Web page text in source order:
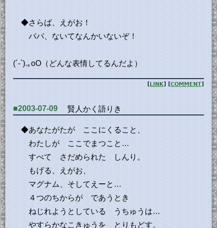
◆さらば、えがお！
パパ、ないてなんかいないぞ！
(´-`).｡oO（どんな表情してるんだよ）
[LINK] [COMMENT]
■2003-07-09 賢人かく語りき
◆あなたがたが ここにくること、
わたしが ここでまつこと…
すべて さだめられた しんり。
もげる、えがお、
マグナム、そしてえーと…
４つのちからが であうとき
ねじれようとしている うちゅうは…
やすらかなこきゅうを とりもどす。